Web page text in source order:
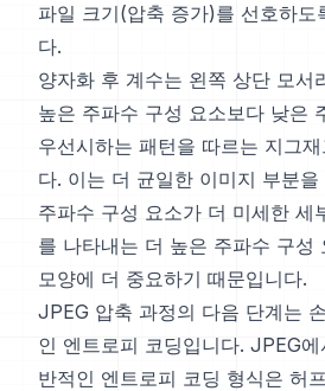
파일 크기(압축 증가)를 선호하도
다.
양자화 후 계수는 왼쪽 상단 모서
높은 주파수 구성 요소보다 낮은
우선시하는 패턴을 따르는 지그
다. 이는 더 균일한 이미지 부분
주파수 구성 요소가 더 미세한 세
를 나타내는 더 높은 주파수 구성
모양에 더 중요하기 때문입니다.
JPEG 압축 과정의 다음 단계는
인 엔트로피 코딩입니다. JPEG
반적인 엔트로피 코딩 형식은 허